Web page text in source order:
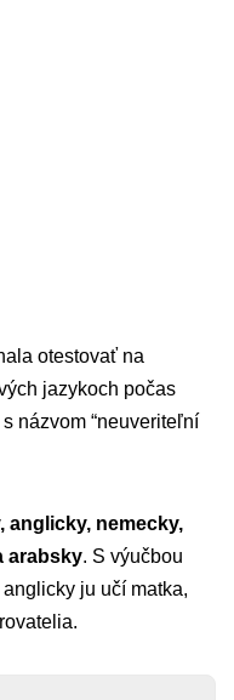
otestovať na
jazykoch počas
názvom “neuveriteľní
anglicky, nemecky,
arabsky. S výučbou
ju učí matka,